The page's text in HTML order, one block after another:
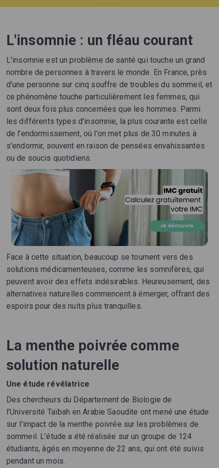
L'insomnie : un fléau courant
L'insomnie est un problème de santé qui touche un grand
nombre de personnes à travers le monde. En France, près
d'une personne sur cinq souffre de troubles du sommeil, et
ce phénomène touche particulièrement les femmes, qui
sont deux fois plus concernées que les hommes. Parmi
les différents types d'insomnie, la plus courante est celle
de l'endormissement, où l'on met plus de 30 minutes à
s'endormir, souvent en raison de pensées envahissantes
ou de soucis quotidiens.
Face à cette situation, beaucoup se tournent vers des
solutions médicamenteuses, comme les somnifères, qui
peuvent avoir des effets indésirables. Heureusement, des
alternatives naturelles commencent à émerger, offrant des
espoirs pour des nuits plus tranquilles.
La menthe poivrée comme
solution naturelle
Une étude révélatrice
Des chercheurs du Département de Biologie de
l’Université Taïbah en Arabie Saoudite ont mené une étude
sur l'impact de la menthe poivrée sur les problèmes de
sommeil. L’étude a été réalisée sur un groupe de 124
étudiants, âgés en moyenne de 22 ans, qui ont été suivis
pendant un mois.